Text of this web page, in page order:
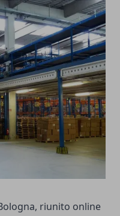
riunito online